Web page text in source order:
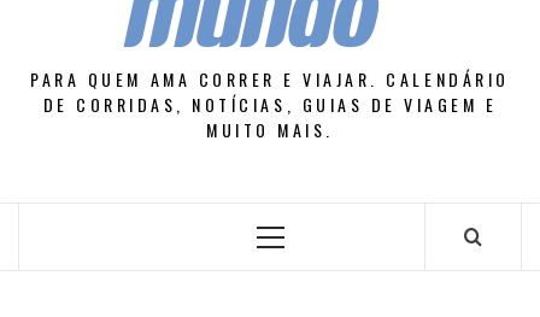
PARA QUEM AMA CORRER E VIAJAR. CALENDÁRIO
DE CORRIDAS, NOTÍCIAS, GUIAS DE VIAGEM E
MUITO MAIS.
Primary